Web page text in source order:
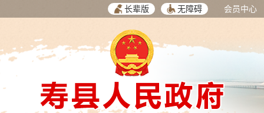
长辈版 无障碍 会员中心